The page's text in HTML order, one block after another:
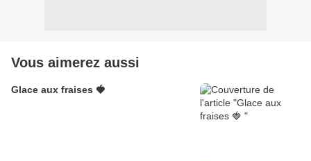
Vous aimerez aussi
Glace aux fraises 🍓